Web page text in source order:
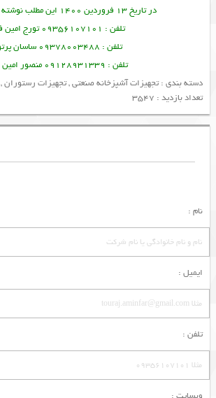
در تاریخ 13 فروردین 1400 این مطلب نوشته شده است.
تلفن : 09356107101 تورج امین فر
تلفن : 09378003488 ساسان پرتو
تلفن : 09128931339 منصور امین فر
دسته بندی :تجهیزات آشپزخانه صنعتی,تجهیزات رستوران,
تعداد بازدید : 3547
نام :
ایمیل :
تلفن :